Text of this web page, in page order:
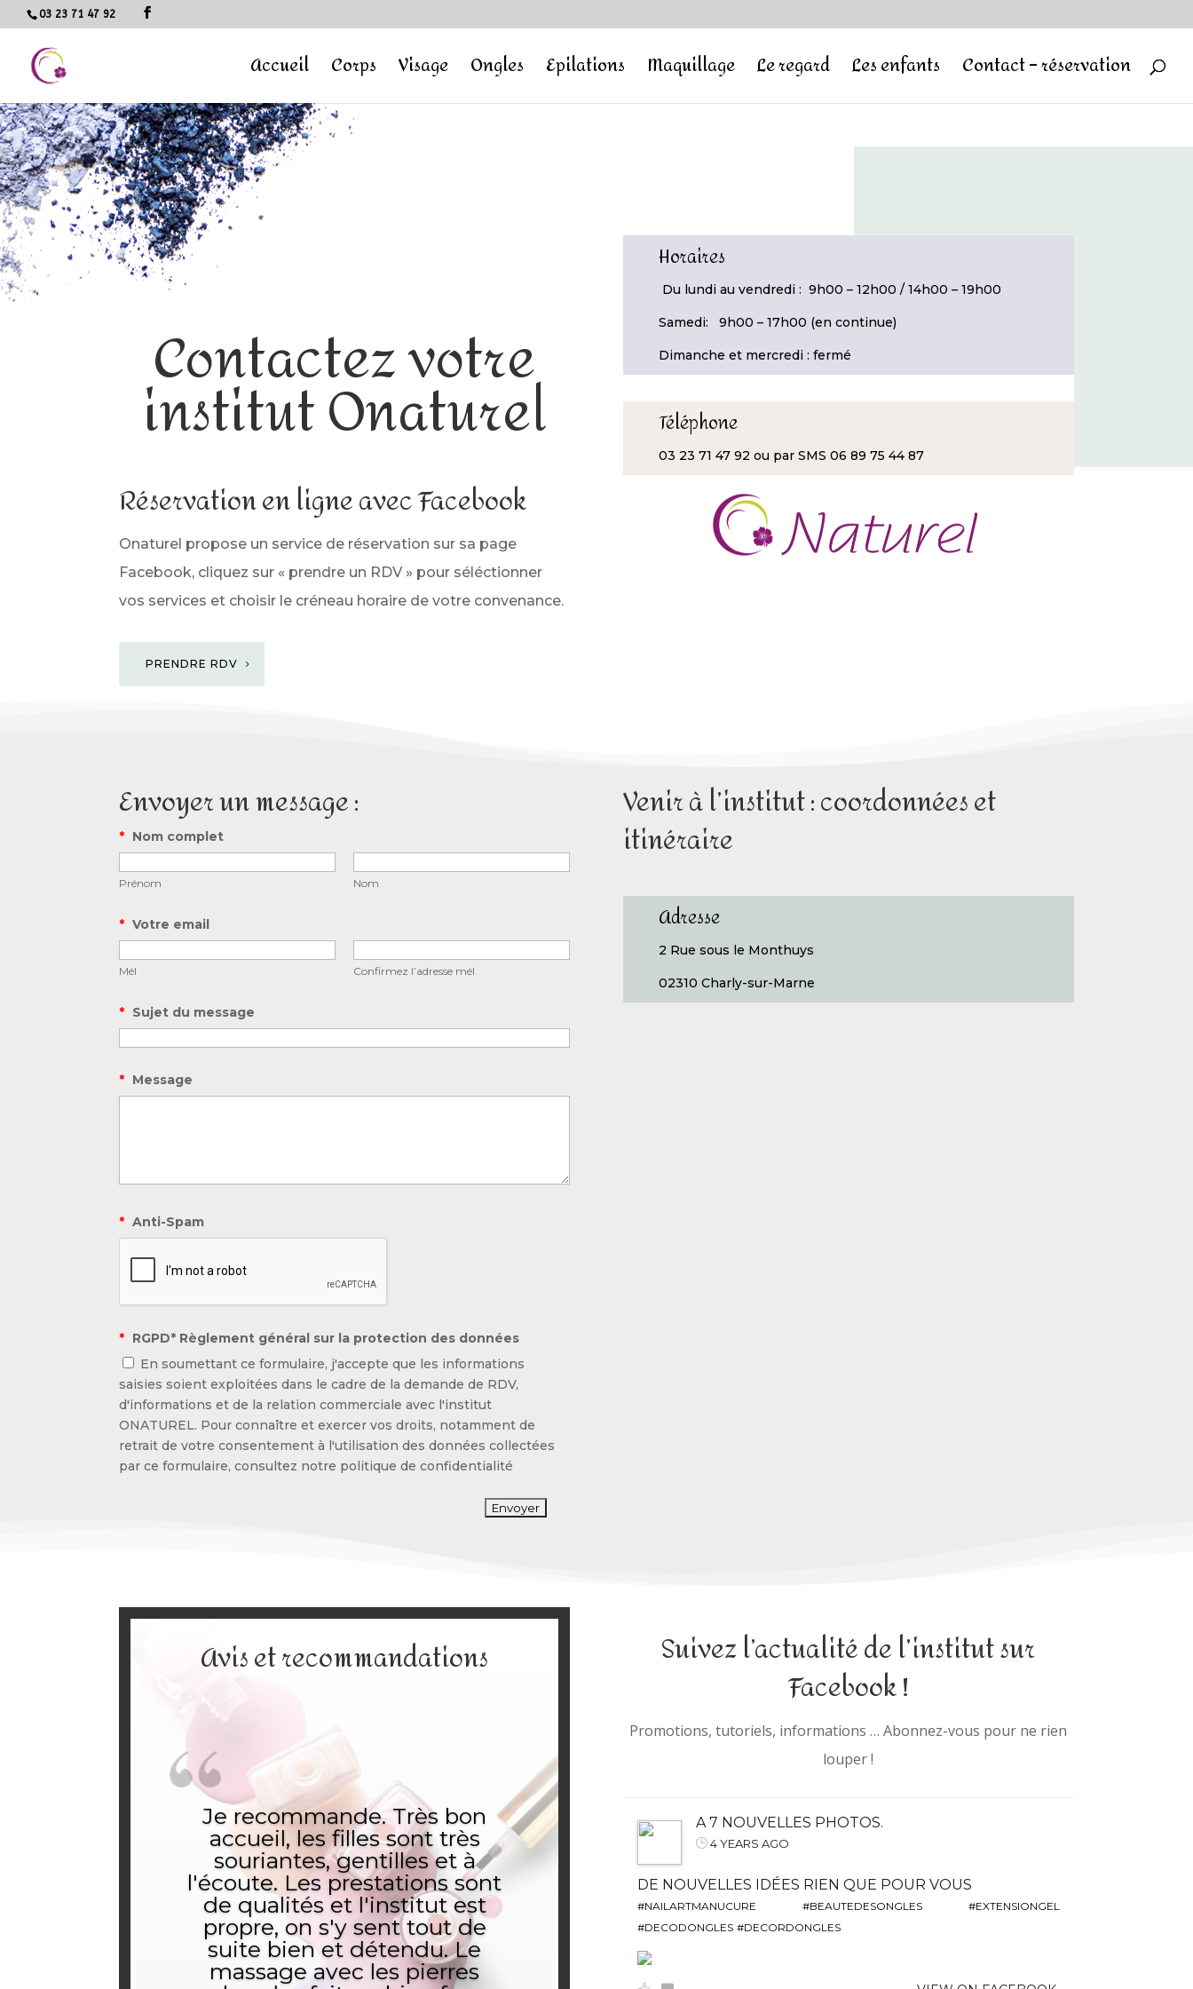
03 23 71 47 92
Accueil Corps Visage Ongles Epilations Maquillage Le regard Les enfants Contact – réservation
Contactez votre
institut Onaturel
Réservation en ligne avec Facebook
Onaturel propose un service de réservation sur sa page
Facebook, cliquez sur « prendre un RDV » pour séléctionner
vos services et choisir le créneau horaire de votre convenance.
PRENDRE RDV
Horaires
Du lundi au vendredi : 9h00 – 12h00 / 14h00 – 19h00
Samedi: 9h00 – 17h00 (en continue)
Dimanche et mercredi : fermé
Téléphone
03 23 71 47 92 ou par SMS 06 89 75 44 87
Envoyer un message :
* Nom complet
Prénom Nom
* Votre email
Mél Confirmez l’adresse mél
* Sujet du message
* Message
* Anti-Spam
* RGPD* Règlement général sur la protection des données
En soumettant ce formulaire, j'accepte que les informations
saisies soient exploitées dans le cadre de la demande de RDV,
d'informations et de la relation commerciale avec l'institut
ONATUREL. Pour connaître et exercer vos droits, notamment de
retrait de votre consentement à l'utilisation des données collectées
par ce formulaire, consultez notre politique de confidentialité
Venir à l’institut : coordonnées et
itinéraire
Adresse
2 Rue sous le Monthuys
02310 Charly-sur-Marne
Avis et recommandations
Je recommande. Très bon
accueil, les filles sont très
souriantes, gentilles et à
l'écoute. Les prestations sont
de qualités et l'institut est
propre, on s'y sent tout de
suite bien et détendu. Le
massage avec les pierres
Suivez l’actualité de l’institut sur
Facebook !
Promotions, tutoriels, informations … Abonnez-vous pour ne rien
louper !
A 7 NOUVELLES PHOTOS.
4 YEARS AGO
DE NOUVELLES IDÉES RIEN QUE POUR VOUS
#NAILARTMANUCURE #BEAUTEDESONGLES
#EXTENSIONGEL
#DECODONGLES #DECORDONGLES